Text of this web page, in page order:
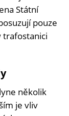
Státní
pouze
trafostanici
několik
je vliv